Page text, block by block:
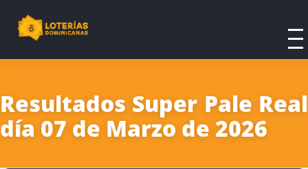
Resultados Super Pale Real
día 07 de Marzo de 2026